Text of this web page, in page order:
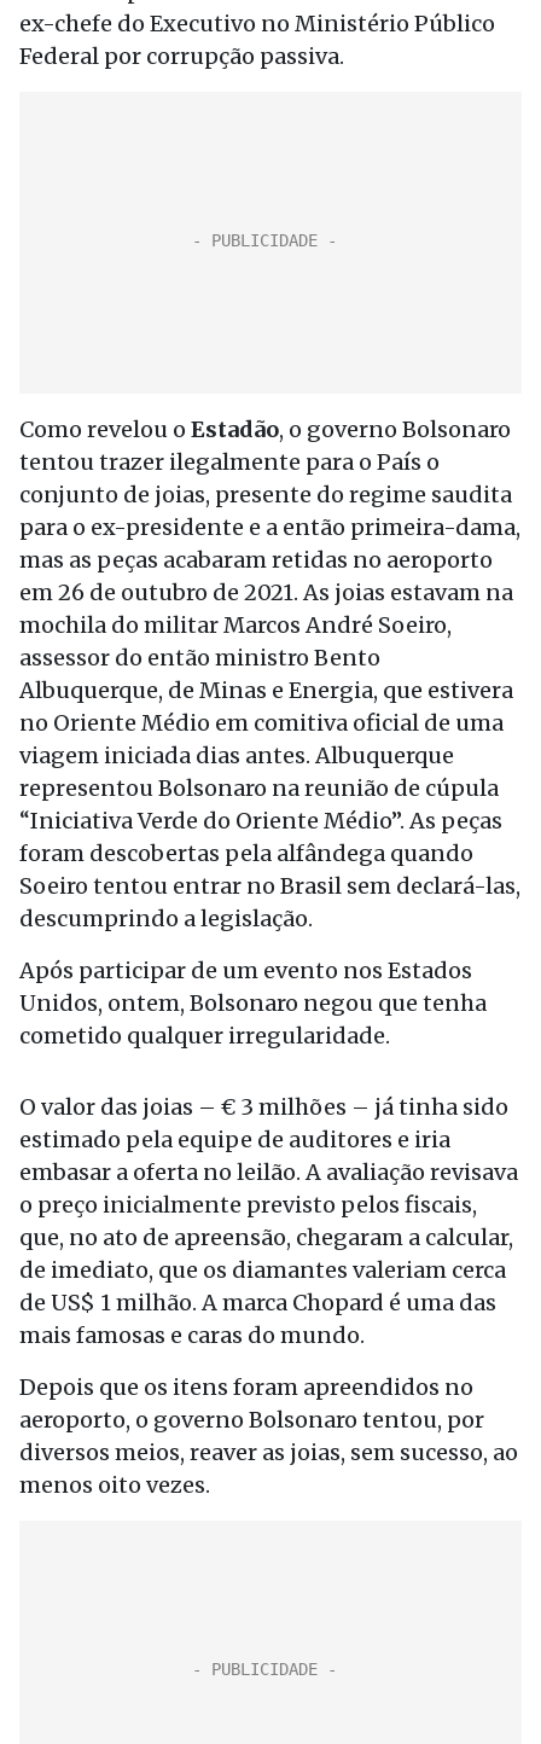
ex-chefe do Executivo no Ministério Público
Federal por corrupção passiva.
Como revelou o Estadão, o governo Bolsonaro
tentou trazer ilegalmente para o País o
conjunto de joias, presente do regime saudita
para o ex-presidente e a então primeira-dama,
mas as peças acabaram retidas no aeroporto
em 26 de outubro de 2021. As joias estavam na
mochila do militar Marcos André Soeiro,
assessor do então ministro Bento
Albuquerque, de Minas e Energia, que estivera
no Oriente Médio em comitiva oficial de uma
viagem iniciada dias antes. Albuquerque
representou Bolsonaro na reunião de cúpula
“Iniciativa Verde do Oriente Médio”. As peças
foram descobertas pela alfândega quando
Soeiro tentou entrar no Brasil sem declará-las,
descumprindo a legislação.
Após participar de um evento nos Estados
Unidos, ontem, Bolsonaro negou que tenha
cometido qualquer irregularidade.
O valor das joias – € 3 milhões – já tinha sido
estimado pela equipe de auditores e iria
embasar a oferta no leilão. A avaliação revisava
o preço inicialmente previsto pelos fiscais,
que, no ato de apreensão, chegaram a calcular,
de imediato, que os diamantes valeriam cerca
de US$ 1 milhão. A marca Chopard é uma das
mais famosas e caras do mundo.
Depois que os itens foram apreendidos no
aeroporto, o governo Bolsonaro tentou, por
diversos meios, reaver as joias, sem sucesso, ao
menos oito vezes.